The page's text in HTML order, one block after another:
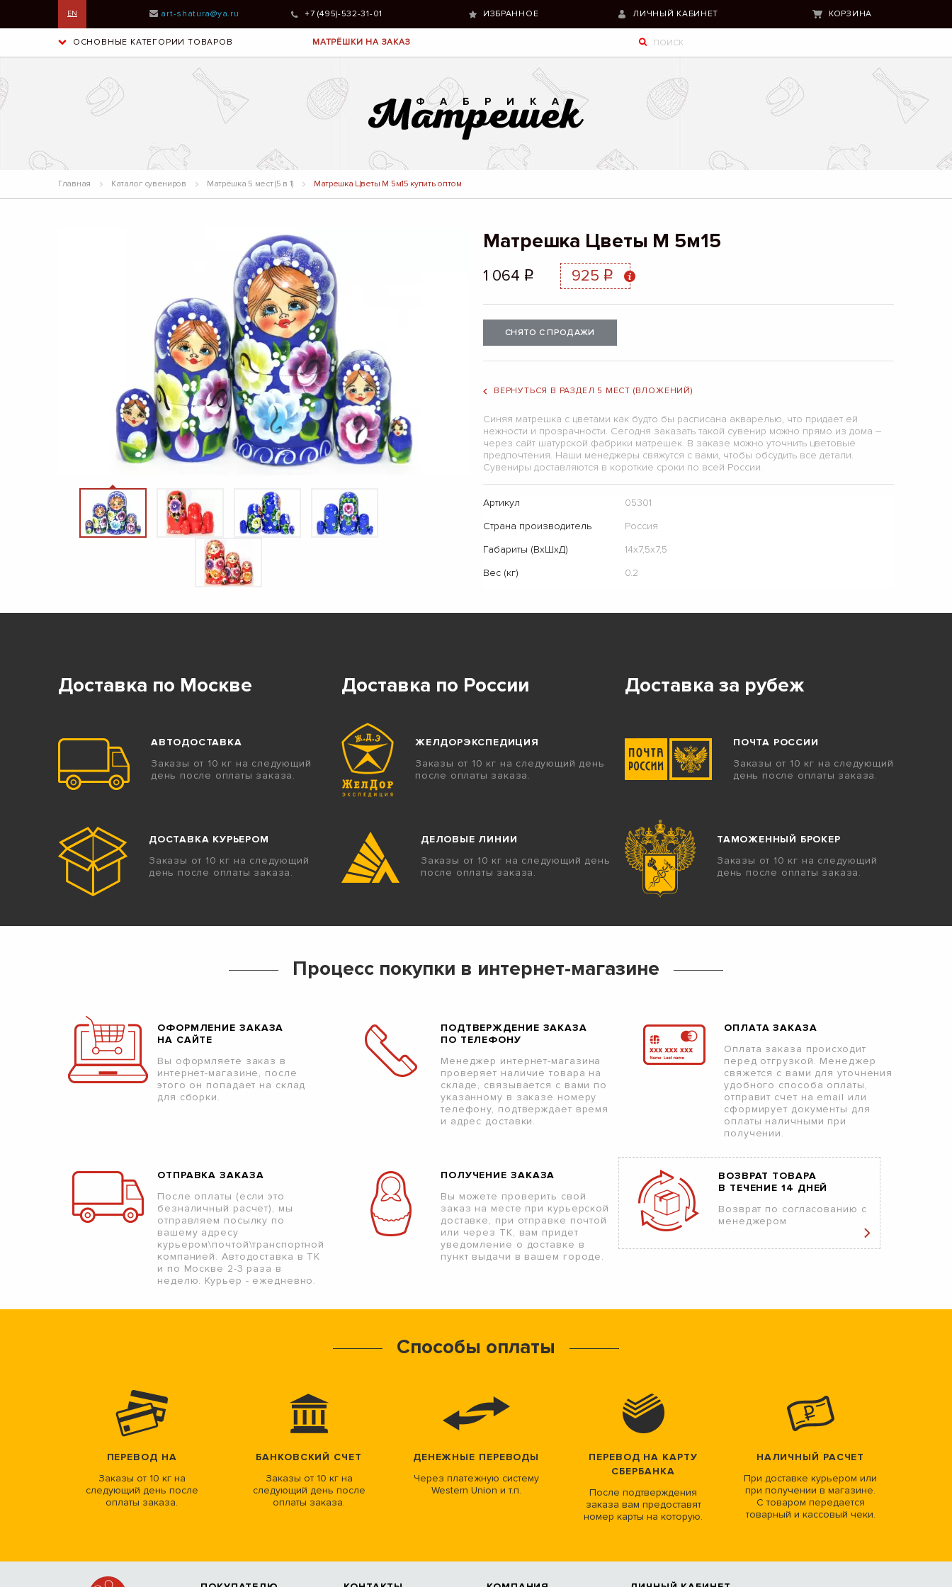
EN art-shatura@ya.ru +7 (495)-532-31-01 ИЗБРАННОЕ ЛИЧНЫЙ КАБИНЕТ КОРЗИНА
ОСНОВНЫЕ КАТЕГОРИИ ТОВАРОВ МАТРЁШКИ НА ЗАКАЗ
Главная Каталог сувениров Матрёшка 5 мест (5 в 1) Матрешка Цветы М 5м15 купить оптом
Матрешка Цветы М 5м15
1 064 q 925 q
СНЯТО С ПРОДАЖИ
ВЕРНУТЬСЯ В РАЗДЕЛ 5 МЕСТ (ВЛОЖЕНИЙ)
Синяя матрешка с цветами как будто бы расписана акварелью, что придает ей
нежности и прозрачности. Сегодня заказать такой сувенир можно прямо из дома –
через сайт шатурской фабрики матрешек. В заказе можно уточнить цветовые
предпочтения. Наши менеджеры свяжутся с вами, чтобы обсудить все детали.
Сувениры доставляются в короткие сроки по всей России.
Артикул
05301
Страна производитель
Россия
Габариты (ВхШхД)
14х7,5х7,5
Вес (кг)
0.2
Доставка по Москве
АВТОДОСТАВКА
Заказы от 10 кг на следующий
день после оплаты заказа.
Доставка по России
ЖЕЛДОРЭКСПЕДИЦИЯ
Заказы от 10 кг на следующий день
после оплаты заказа.
Доставка за рубеж
ПОЧТА РОССИИ
Заказы от 10 кг на следующий
день после оплаты заказа.
ДОСТАВКА КУРЬЕРОМ
Заказы от 10 кг на следующий
день после оплаты заказа.
ДЕЛОВЫЕ ЛИНИИ
Заказы от 10 кг на следующий день
после оплаты заказа.
ТАМОЖЕННЫЙ БРОКЕР
Заказы от 10 кг на следующий
день после оплаты заказа.
Процесс покупки в интернет-магазине
ОФОРМЛЕНИЕ ЗАКАЗА
НА САЙТЕ
Вы оформляете заказ в
интернет-магазине, после
этого он попадает на склад
для сборки.
ПОДТВЕРЖДЕНИЕ ЗАКАЗА
ПО ТЕЛЕФОНУ
Менеджер интернет-магазина
проверяет наличие товара на
складе, связывается с вами по
указанному в заказе номеру
телефону, подтверждает время
и адрес доставки.
ОПЛАТА ЗАКАЗА
Оплата заказа происходит
перед отгрузкой. Менеджер
свяжется с вами для уточнения
удобного способа оплаты,
отправит счет на email или
сформирует документы для
оплаты наличными при
получении.
ОТПРАВКА ЗАКАЗА
После оплаты (если это
безналичный расчет), мы
отправляем посылку по
вашему адресу
курьером\почтой\транспортной
компанией. Автодоставка в ТК
и по Москве 2-3 раза в
неделю. Курьер - ежедневно.
ПОЛУЧЕНИЕ ЗАКАЗА
Вы можете проверить свой
заказ на месте при курьерской
доставке, при отправке почтой
или через ТК, вам придет
уведомление о доставке в
пункт выдачи в вашем городе.
ВОЗВРАТ ТОВАРА
В ТЕЧЕНИЕ 14 ДНЕЙ
Возврат по согласованию с
менеджером
Способы оплаты
ПЕРЕВОД НА
Заказы от 10 кг на
следующий день после
оплаты заказа.
БАНКОВСКИЙ СЧЕТ
Заказы от 10 кг на
следующий день после
оплаты заказа.
ДЕНЕЖНЫЕ ПЕРЕВОДЫ
Через платежную систему
Western Union и т.п.
ПЕРЕВОД НА КАРТУ
СБЕРБАНКА
После подтверждения
заказа вам предоставят
номер карты на которую.
НАЛИЧНЫЙ РАСЧЕТ
При доставке курьером или
при получении в магазине.
С товаром передается
товарный и кассовый чеки.